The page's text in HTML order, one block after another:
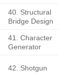
40. Structural
Bridge Design
41. Character
Generator
42. Shotgun